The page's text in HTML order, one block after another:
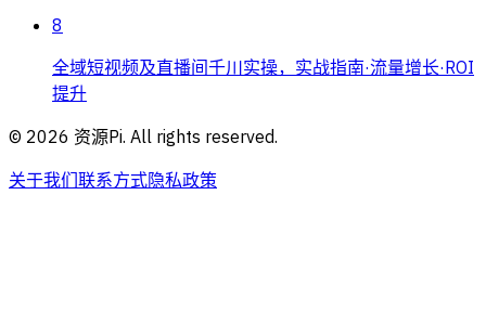
8
全域短视频及直播间千川实操，实战指南·流量增长·ROI
提升
© 2026 资源Pi. All rights reserved.
关于我们联系方式隐私政策